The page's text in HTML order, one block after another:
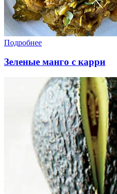
Подробнее
Зеленые манго с карри